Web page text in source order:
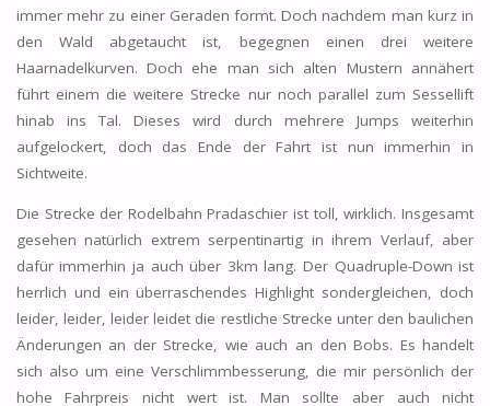
immer mehr zu einer Geraden formt. Doch nachdem man kurz in
den Wald abgetaucht ist, begegnen einen drei weitere
Haarnadelkurven. Doch ehe man sich alten Mustern annähert
führt einem die weitere Strecke nur noch parallel zum Sessellift
hinab ins Tal. Dieses wird durch mehrere Jumps weiterhin
aufgelockert, doch das Ende der Fahrt ist nun immerhin in
Sichtweite.
Die Strecke der Rodelbahn Pradaschier ist toll, wirklich. Insgesamt
gesehen natürlich extrem serpentinartig in ihrem Verlauf, aber
dafür immerhin ja auch über 3km lang. Der Quadruple-Down ist
herrlich und ein überraschendes Highlight sondergleichen, doch
leider, leider, leider leidet die restliche Strecke unter den baulichen
Änderungen an der Strecke, wie auch an den Bobs. Es handelt
sich also um eine Verschlimmbesserung, die mir persönlich der
hohe Fahrpreis nicht wert ist. Man sollte aber auch nicht